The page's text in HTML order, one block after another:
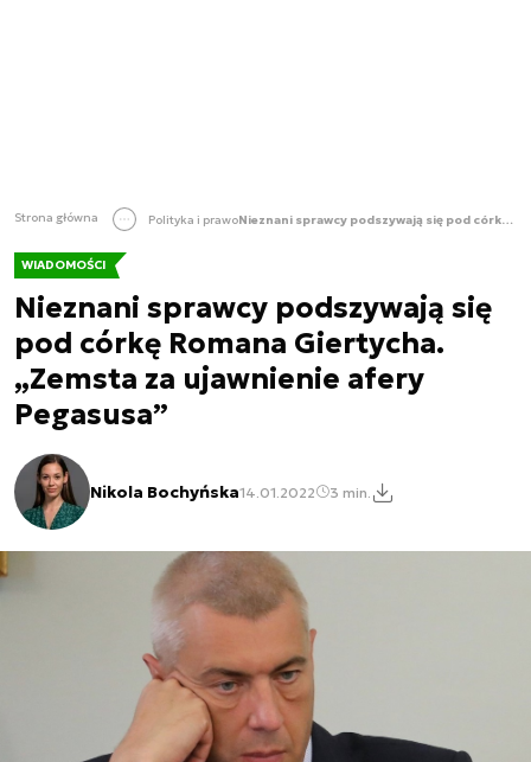
Strona główna Polityka i prawo Nieznani sprawcy podszywają się pod córkę Romana Giertycha. „Zemsta za ujawnienie afery Pegasusa”
WIADOMOŚCI
Nieznani sprawcy podszywają się
pod córkę Romana Giertycha.
„Zemsta za ujawnienie afery
Pegasusa”
Nikola Bochyńska14.01.2022 3 min.